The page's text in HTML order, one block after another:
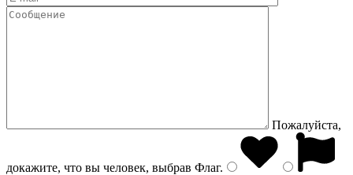
Пожалуйста,
докажите, что вы человек, выбрав Флаг.